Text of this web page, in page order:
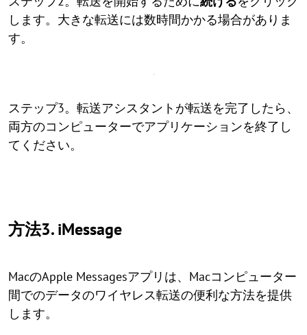
します。大きな転送には数時間かかる場合がありま
す。
ステップ3。転送アシスタントが転送を完了したら、
両方のコンピューターでアプリケーションを終了し
てください。
方法3. iMessage
MacのApple Messagesアプリは、Macコンピューター
間でのデータのワイヤレス転送の便利な方法を提供
します。